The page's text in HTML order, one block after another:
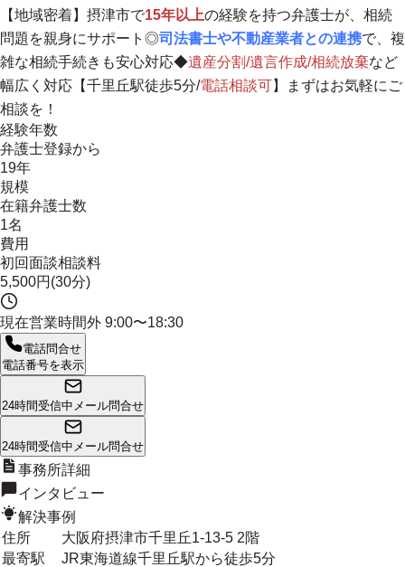
【地域密着】摂津市で15年以上の経験を持つ弁護士が、相続
問題を親身にサポート◎司法書士や不動産業者との連携で、複
雑な相続手続きも安心対応◆遺産分割/遺言作成/相続放棄など
幅広く対応【千里丘駅徒歩5分/電話相談可】まずはお気軽にご
相談を！
経験年数
弁護士登録から
19年
規模
在籍弁護士数
1名
費用
初回面談相談料
5,500円(30分)
現在営業時間外 9:00〜18:30
電話問合せ
電話番号を表示
24時間受信中 メール問合せ
24時間受信中 メール問合せ
事務所詳細
インタビュー
解決事例
住所
大阪府摂津市千里丘1-13-5 2階
最寄駅
JR東海道線千里丘駅から徒歩5分